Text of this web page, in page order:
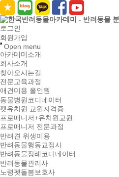
로그인
회원가입
Open menu
아카데미소개
회사소개
찾아오시는길
전문교육과정
애견미용 올인원
동물병원코디네이터
펫유치원 교원자격증
프로매니저+유치원교원
프로매니저 전문과정
반려견 위생미용
반려동물행동교정사
반려동물장례코디네이터
반려동물관리사
노령펫돌봄보호사